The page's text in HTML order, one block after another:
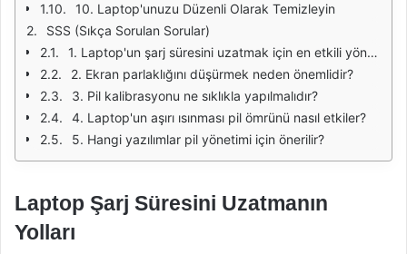
10. Laptop'unuzu Düzenli Olarak Temizleyin
SSS (Sıkça Sorulan Sorular)
1. Laptop'un şarj süresini uzatmak için en etkili yöntem nedir?
2. Ekran parlaklığını düşürmek neden önemlidir?
3. Pil kalibrasyonu ne sıklıkla yapılmalıdır?
4. Laptop'un aşırı ısınması pil ömrünü nasıl etkiler?
5. Hangi yazılımlar pil yönetimi için önerilir?
Laptop Şarj Süresini Uzatmanın
Yolları